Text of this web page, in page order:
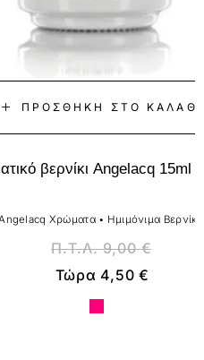
ΠΡΟΣΘΉΚΗ ΣΤΟ ΚΑΛΆΘΙ
βερνίκι Angelacq
Χρώματα• Ημιμόνιμα
Π.Τ.Λ.9,00€
Τώρα 4,50€